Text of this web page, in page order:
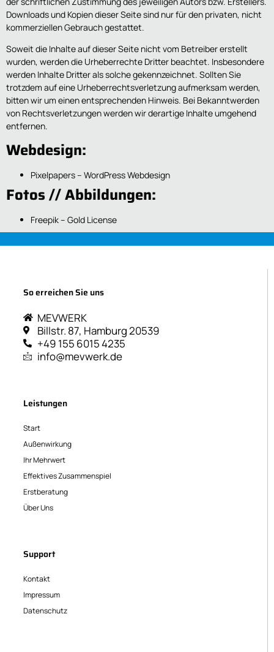
Downloads und Kopien dieser Seite sind nur für den privaten, nicht
kommerziellen Gebrauch gestattet.
Soweit die Inhalte auf dieser Seite nicht vom Betreiber erstellt
wurden, werden die Urheberrechte Dritter beachtet. Insbesondere
werden Inhalte Dritter als solche gekennzeichnet. Sollten Sie
trotzdem auf eine Urheberrechtsverletzung aufmerksam werden,
bitten wir um einen entsprechenden Hinweis. Bei Bekanntwerden
von Rechtsverletzungen werden wir derartige Inhalte umgehend
entfernen.
Webdesign:
Pixelpapers – WordPress Webdesign
Fotos // Abbildungen:
Freepik – Gold License
So erreichen Sie uns
MEVWERK
Billstr. 87, Hamburg 20539
+49 155 6015 4235
info@mevwerk.de
Leistungen
Start
Außenwirkung
Ihr Mehrwert
Effektives Zusammenspiel
Erstberatung
Über Uns
Support
Kontakt
Impressum
Datenschutz